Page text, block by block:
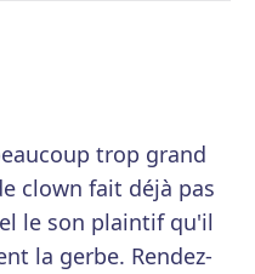
trop grand
clown fait déjà pas
le son plaintif qu'il
la gerbe. Rendez-